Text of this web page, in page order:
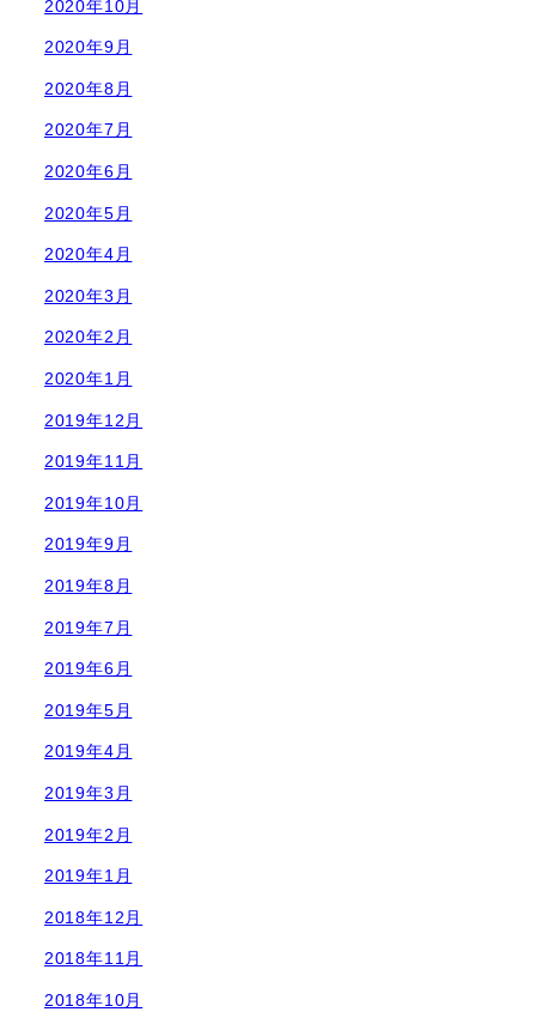
2020年10月
2020年9月
2020年8月
2020年7月
2020年6月
2020年5月
2020年4月
2020年3月
2020年2月
2020年1月
2019年12月
2019年11月
2019年10月
2019年9月
2019年8月
2019年7月
2019年6月
2019年5月
2019年4月
2019年3月
2019年2月
2019年1月
2018年12月
2018年11月
2018年10月